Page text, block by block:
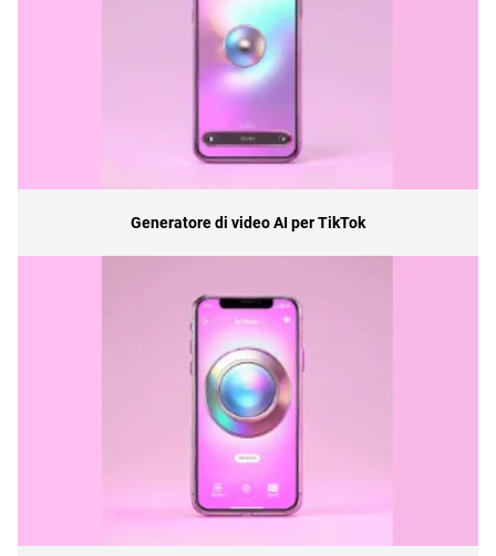
Generatore di video AI per TikTok